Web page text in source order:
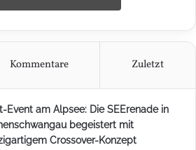
Kommentare Zuletzt
Event am Alpsee: Die SEErenade in
begeistert mit
Crossover-Konzept